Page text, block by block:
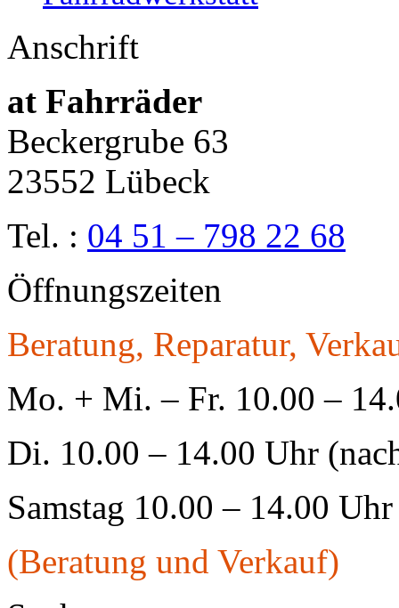
Anschrift
at Fahrräder
Beckergrube 63
23552 Lübeck
Tel. : 04 51 – 798 22 68
Öffnungszeiten
Beratung, Reparatur,
Mo. + Mi. – Fr. 10.00 –
Di. 10.00 – 14.00 Uhr
Samstag 10.00 – 14.00 Uhr
(Beratung und Verkauf)